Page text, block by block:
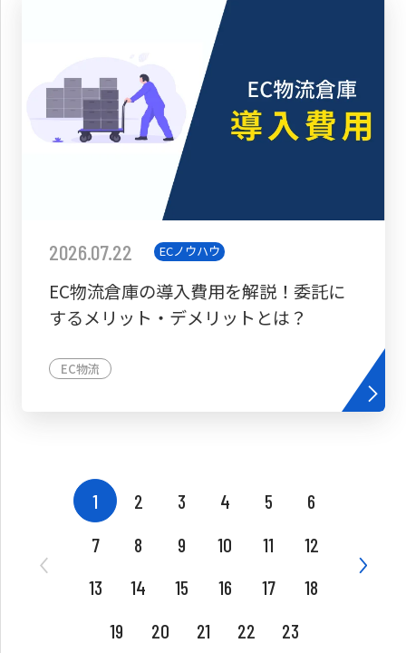
2026.07.22 ECノウハウ
EC物流倉庫の導入費用を解説！委託に
するメリット・デメリットとは？
EC物流
1 2 3 4 5
6
7
8 9 10 11
12
13
14 15 16 17
18
19
20 21 22 23